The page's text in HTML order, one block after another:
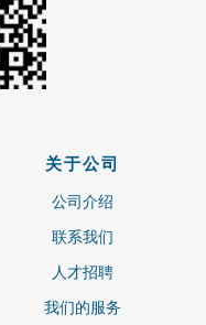
关于公司
公司介绍
联系我们
人才招聘
我们的服务